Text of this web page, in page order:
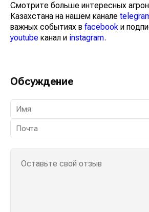
Смотрите больше интересных
Казахстана на нашем канале
важных событиях в facebook и
youtube канал и instagram.
Обсуждение